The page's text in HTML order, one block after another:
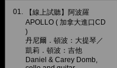
01.
【線上試聽】阿波羅
APOLLO ( 加拿大進口CD
)
丹尼爾．頓波：大提琴／
凱莉．頓波：吉他
Daniel & Carey Domb,